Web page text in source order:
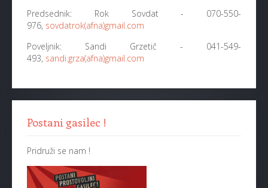
Predsednik: Rok Sovdat - 070-550-
976, sovdatrok(afna)gmail.com
Poveljnik: Sandi Grzetič - 041-549-
493, sandi.grza(afna)gmail.com
Postani gasilec !
Pridruži se nam !